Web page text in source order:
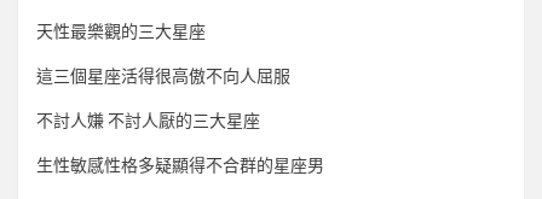
天性最樂觀的三大星座
這三個星座活得很高傲不向人屈服
不討人嫌 不討人厭的三大星座
生性敏感性格多疑顯得不合群的星座男